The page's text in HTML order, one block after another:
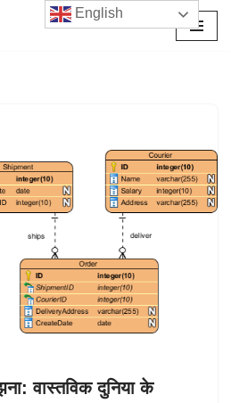
वास्तविक दुनिया के
English